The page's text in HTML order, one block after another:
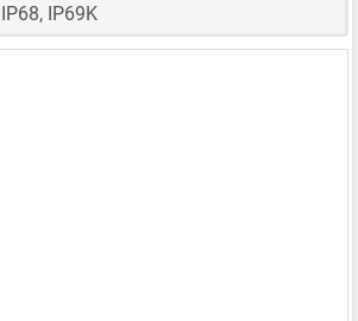
IP68, IP69K